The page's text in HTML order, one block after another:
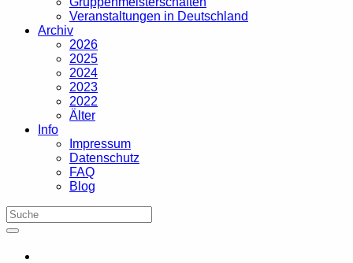
Veranstaltungen in Deutschland
Archiv
2026
2025
2024
2023
2022
Älter
Info
Impressum
Datenschutz
FAQ
Blog